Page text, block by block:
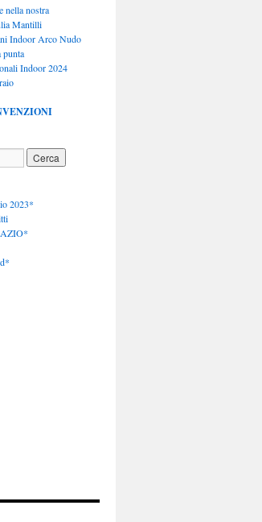
nella nostra
Mantilli
Indoor Arco Nudo
punta
Indoor 2024
2023*